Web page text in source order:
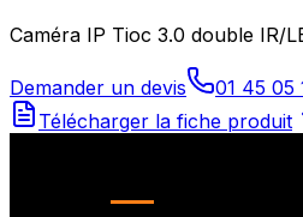
Caméra IP Tioc 3.0 double IR/
Demander un devis
01 45 05
Télécharger la fiche produit